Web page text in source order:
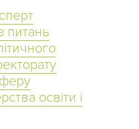
питань
освіти і